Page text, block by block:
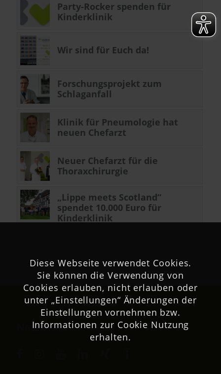
Party-Rocker spenden für
Kinderklinik
Wir sind für Euch da!
Forschungsprojekt zum
Schlaganfall
Klinik für Pneumologie hat
neuen Chefarzt
Neuer Chefarzt für die
Thoraxchirurgie
„Lippe meets Scotland“
spendet 10.000 Euro für
Kinderklinik
Netzwerk
Diese Webseite verwendet Cookies.
Sie können die Verwendung von
Cookies erlauben, nicht erlauben oder
unter „Einstellungen“ Änderungen der
Einstellungen vornehmen bzw.
Informationen zur Cookie Nutzung
erhalten.